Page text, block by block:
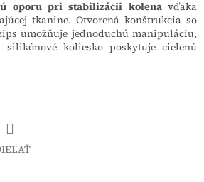
oporu pri stabilizácii kolenavďaka
tkanine. Otvorená konštrukcia so
umožňuje jednoduchú manipuláciu,
koliesko poskytuje cielenú